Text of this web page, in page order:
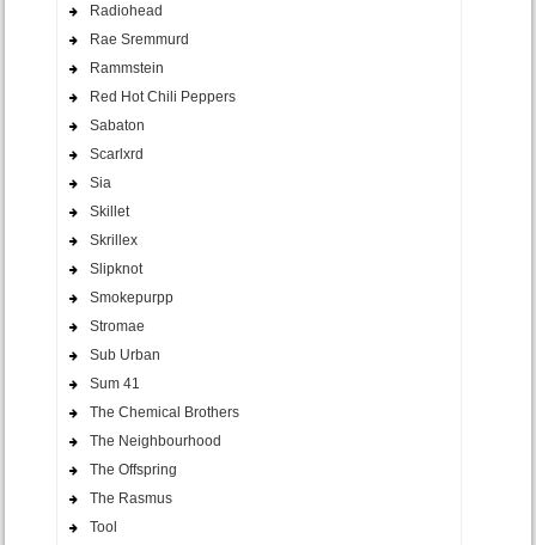
Radiohead
Rae Sremmurd
Rammstein
Red Hot Chili Peppers
Sabaton
Scarlxrd
Sia
Skillet
Skrillex
Slipknot
Smokepurpp
Stromae
Sub Urban
Sum 41
The Chemical Brothers
The Neighbourhood
The Offspring
The Rasmus
Tool